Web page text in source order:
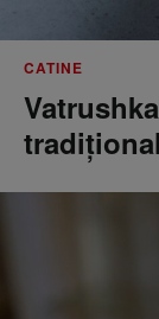
CATINE